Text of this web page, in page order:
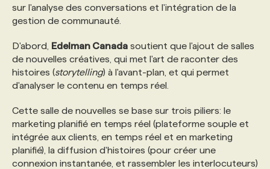
TENDANCES
ÉVÉNEMENTIEL
NOS AUTEUR‧RICES
ANNONCEZ AVEC NOUS
NOS FORMATEUR‧RICES
POURQUOI CHOISIR NOS FORMATIONS
NOS TARIFS
PROGRAMMES DE SUBVENTIONS
FAQ
NOS EXPERTISES
FAQ
ANNONCEZ AVEC NOUS
sur l'analyse des conversations et l'intégration de la
gestion de communauté.
D'abord, Edelman Canada soutient que l'ajout de salles
de nouvelles créatives, qui met l'art de raconter des
histoires (storytelling) à l'avant-plan, et qui permet
d'analyser le contenu en temps réel.
Cette salle de nouvelles se base sur trois piliers: le
marketing planifié en temps réel (plateforme souple et
intégrée aux clients, en temps réel et en marketing
planifié), la diffusion d'histoires (pour créer une
connexion instantanée, et rassembler les interlocuteurs)